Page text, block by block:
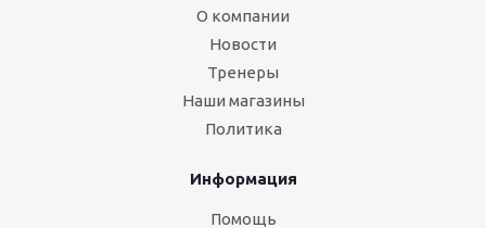
О компании
Новости
Тренеры
Наши магазины
Политика
Информация
Помощь